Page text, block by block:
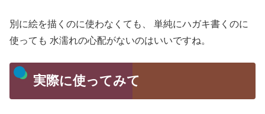
別に絵を描くのに使わなくても、
単純にハガキ書くのに
使っても 水濡れの心配がないのはいいですね。
実際に使ってみて